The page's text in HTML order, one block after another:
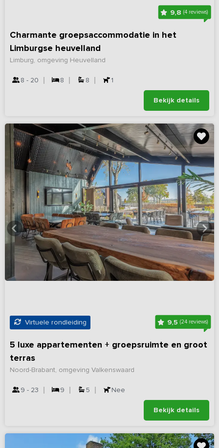
9,8(4 reviews)
Charmante groepsaccommodatie in het
Limburgse heuvelland
Limburg, omgeving Heuvelland
8 - 20 8 8 1
Bekijk details
Virtuele rondleiding 9,5(24 reviews)
5 luxe appartementen + groepsruimte en groot
terras
Noord-Brabant, omgeving Valkenswaard
9 - 23 9 5 Nee
Bekijk details